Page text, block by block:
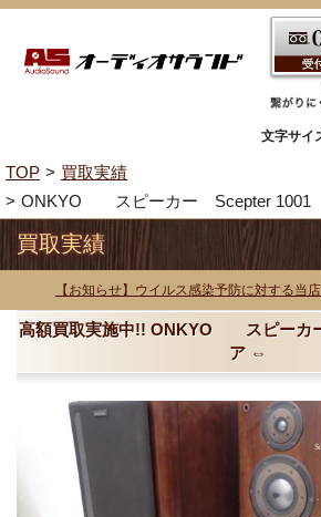
文字サイ
TOP
買取実績
ONKYO スピーカー Scepter
買取実績
【お知らせ】ウイルス感染予防に対する当
高額買取実施中!! ONKYO スピー
ア ⇔